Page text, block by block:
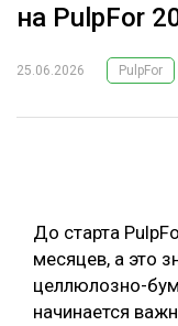
ЛЕСНОЕ
ЦИФРОВАЯ СРЕДА
БИОЭНЕРГЕТИКА
РУБРИКИ
ТЕМАТИЧЕСКИЕ
на PulpFor
25.06.2026 PulpFor
До старта
месяцев, а это
целлюлозно-
начинается